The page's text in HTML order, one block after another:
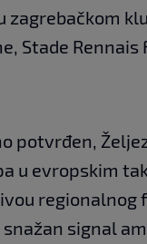
Stade Rennais
potvrđen,
u evropskim
regionalnog
signal